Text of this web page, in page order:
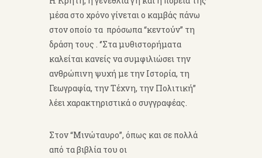
μέσα στο χρόνο γίνεται ο καμβάς πάνω
στον οποίο τα πρόσωπα “κεντούν” τη
δράση τους . ‘’Στα μυθιστορήματα
καλείται κανείς να συμφιλιώσει την
ανθρώπινη ψυχή με την Ιστορία, τη
Γεωγραφία, την Τέχνη, την Πολιτική”
λέει χαρακτηριστικά ο συγγραφέας.
Στον “Μινώταυρο”, όπως και σε πολλά
από τα βιβλία του οι